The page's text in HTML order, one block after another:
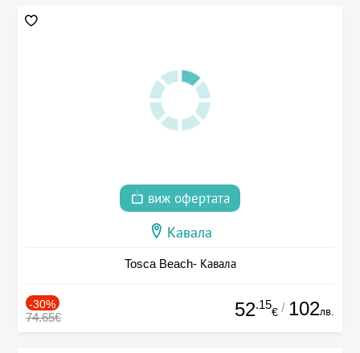
виж офертата
Кавала
Tosca Beach- Кавала
-30%
74.65€ 52.15
€ / 102лв.